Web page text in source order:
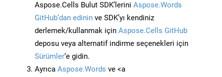
Aspose.Cells Bulut SDK’lerini Aspose.Words
GitHub’dan edinin ve SDK’yı kendiniz
derlemek/kullanmak için Aspose.Cells GitHub
deposu veya alternatif indirme seçenekleri için
Sürümler‘e gidin.
Ayrıca Aspose.Words ve <a